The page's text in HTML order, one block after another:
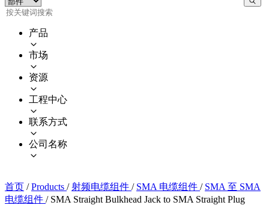
产品
市场
资源
工程中心
联系方式
公司名称
首页 / Products / 射频电缆组件 / SMA 电缆组件 / SMA 至 SMA
电缆组件 / SMA Straight Bulkhead Jack to SMA Straight Plug